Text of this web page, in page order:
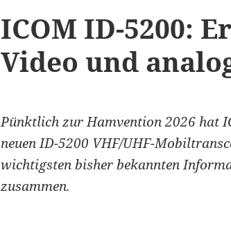
ICOM ID-5200:
Video und
Pünktlich zur Hamvention 2026 hat
neuen ID-5200 VHF/UHF-
wichtigsten bisher bekannten
zusammen.